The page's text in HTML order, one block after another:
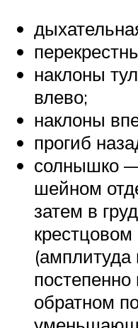
наклоны
влево;
наклоны
прогиб
солнышко
шейном
затем в
постепенно
обратном